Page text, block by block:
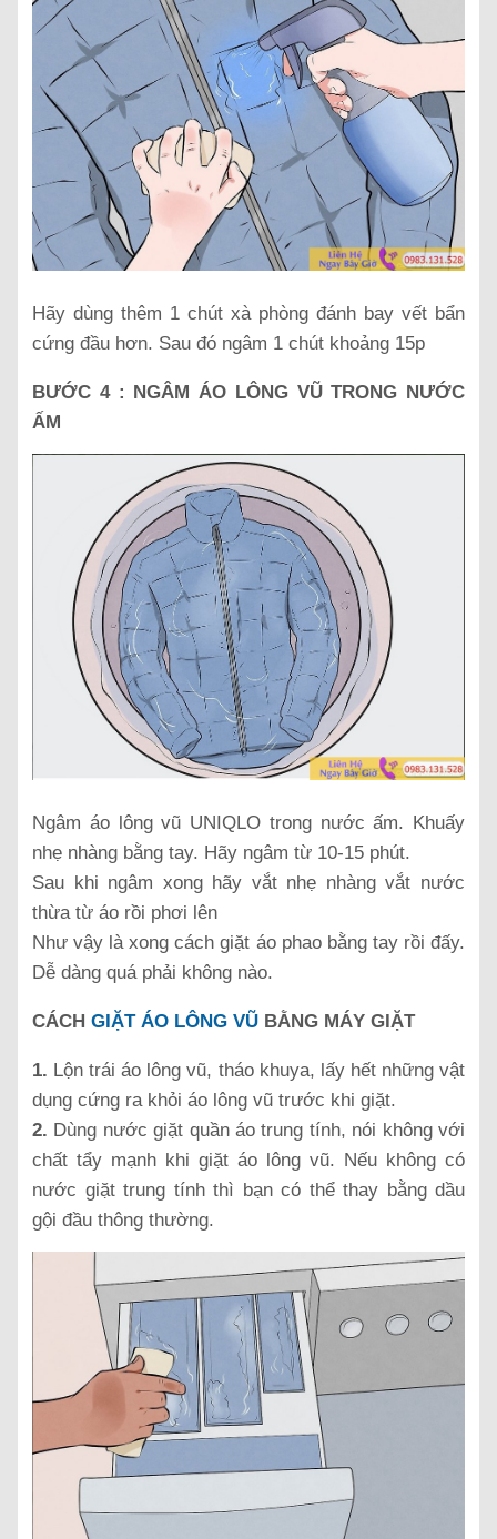
Hãy dùng thêm 1 chút xà phòng đánh bay vết bẩn
cứng đầu hơn. Sau đó ngâm 1 chút khoảng 15p
BƯỚC 4 : NGÂM ÁO LÔNG VŨ TRONG NƯỚC
ẤM
Ngâm áo lông vũ UNIQLO trong nước ấm. Khuấy
nhẹ nhàng bằng tay. Hãy ngâm từ 10-15 phút.
Sau khi ngâm xong hãy vắt nhẹ nhàng vắt nước
thừa từ áo rồi phơi lên
Như vậy là xong cách giặt áo phao bằng tay rồi đấy.
Dễ dàng quá phải không nào.
CÁCH GIẶT ÁO LÔNG VŨ BẰNG MÁY GIẶT
1. Lộn trái áo lông vũ, tháo khuya, lấy hết những vật
dụng cứng ra khỏi áo lông vũ trước khi giặt.
2. Dùng nước giặt quần áo trung tính, nói không với
chất tẩy mạnh khi giặt áo lông vũ. Nếu không có
nước giặt trung tính thì bạn có thể thay bằng dầu
gội đầu thông thường.